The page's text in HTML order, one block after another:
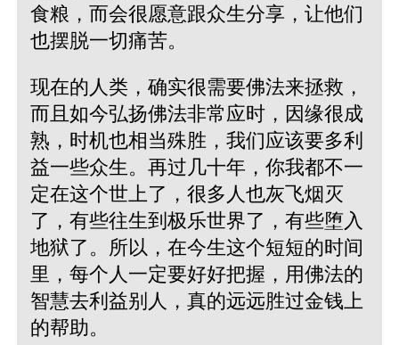
食粮，而会很愿意跟众生分享，让他们
也摆脱一切痛苦。
现在的人类，确实很需要佛法来拯救，
而且如今弘扬佛法非常应时，因缘很成
熟，时机也相当殊胜，我们应该要多利
益一些众生。再过几十年，你我都不一
定在这个世上了，很多人也灰飞烟灭
了，有些往生到极乐世界了，有些堕入
地狱了。所以，在今生这个短短的时间
里，每个人一定要好好把握，用佛法的
智慧去利益别人，真的远远胜过金钱上
的帮助。